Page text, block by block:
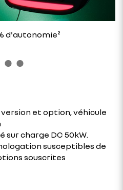
d'autonomie²
version et option, véhicule
sur charge DC 50kW.
susceptibles de
souscrites